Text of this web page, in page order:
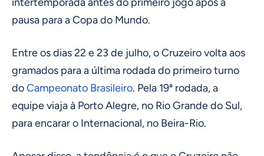
pausa para a Copa do Mundo.
Entre os dias 22 e 23 de julho, o Cruzeiro volta aos
gramados para a última rodada do primeiro turno
doCampeonato Brasileiro. Pela 19ª rodada, a
equipe viaja à Porto Alegre, no Rio Grande do Sul,
para encarar o Internacional, no Beira-Rio.